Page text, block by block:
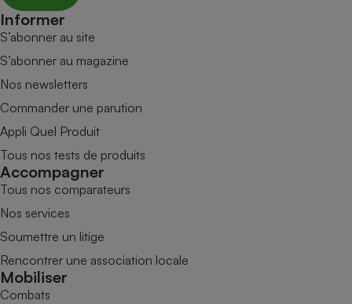
Informer
S’abonner au site
S’abonner au magazine
Nos newsletters
Commander une parution
Appli Quel Produit
Tous nos tests de produits
Accompagner
Tous nos comparateurs
Nos services
Soumettre un litige
Rencontrer une association locale
Mobiliser
Combats